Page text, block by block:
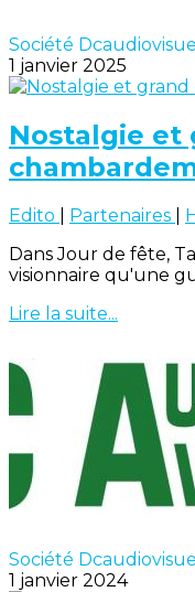
Société
1 janvier 2025
Nostalgie et
Edito Partenaires
Dans Jour de fête,
visionnaire qu'une
Lire la suite...
Société
1 janvier 2024